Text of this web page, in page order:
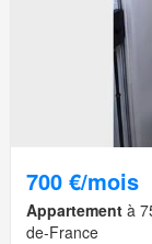
700 €/mois
Appartement à
de-France